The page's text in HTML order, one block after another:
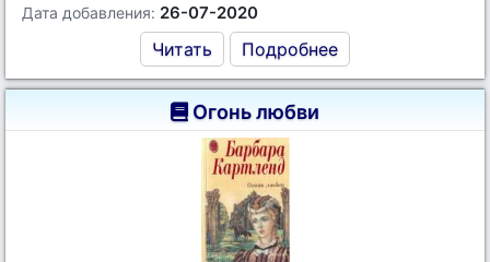
Дата добавления: 26-07-2020
Читать Подробнее
Огонь любви